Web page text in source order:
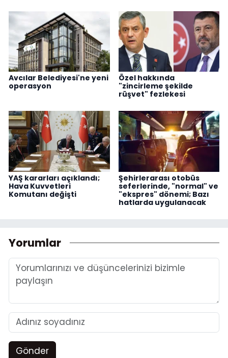
Avcılar Belediyesi'ne yeni
operasyon
Özel hakkında
"zincirleme şekilde
rüşvet" fezlekesi
YAŞ kararları açıklandı;
Hava Kuvvetleri
Komutanı değişti
Şehirlerarası otobüs
seferlerinde, "normal" ve
"ekspres" dönemi; Bazı
hatlarda uygulanacak
Yorumlar
Gönder